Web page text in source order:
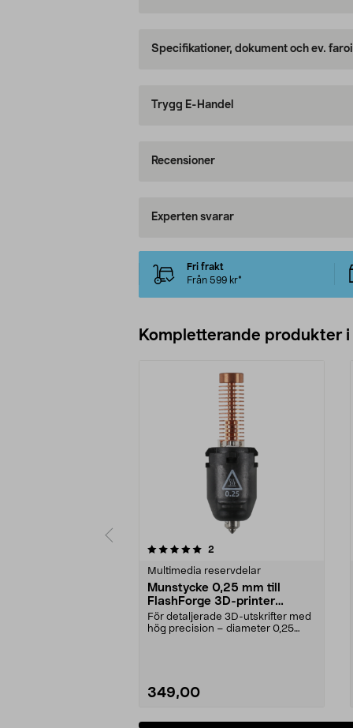
Specifikationer, dokument och ev.
Trygg E-Handel
Recensioner
Experten svarar
Fri frakt
Från 599 kr*
Kompletterande produkter
2
Multimedia reservdelar
Munstycke 0,25 mm till
FlashForge 3D-printer
5M/5M Pro
För detaljerade 3D-utskrifter med
hög precision – diameter 0,25
349,00
5.0av 5 stjärnor